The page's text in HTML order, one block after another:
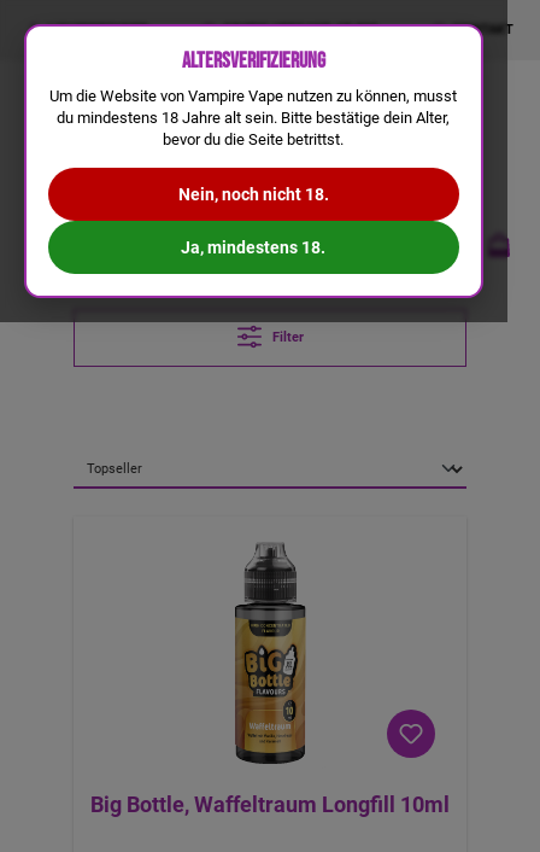
LIQUIDRECHNER GRATIS VERSAND AB 50€ KONTAKT
Filter
Big Bottle, Waffeltraum Longfill 10ml
Altersverifizierung
Um die Website von Vampire Vape nutzen zu können, musst
du mindestens 18 Jahre alt sein. Bitte bestätige dein Alter,
bevor du die Seite betrittst.
Nein, noch nicht 18.
Ja, mindestens 18.